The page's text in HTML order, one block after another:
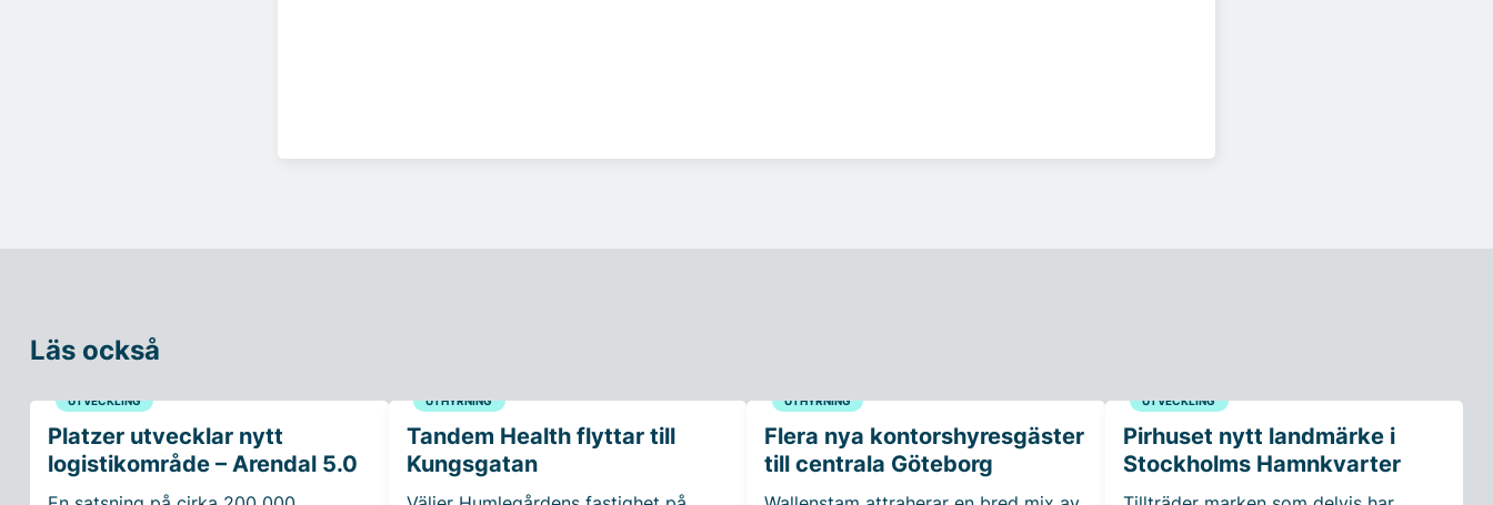
Läs också
UTVECKLING
Platzer utvecklar nytt
logistikområde – Arendal 5.0
UTHYRNING
Tandem Health flyttar till
Kungsgatan
UTHYRNING
Flera nya kontorshyresgäster
till centrala Göteborg
UTVECKLING
Pirhuset nytt landmärke i
Stockholms Hamnkvarter